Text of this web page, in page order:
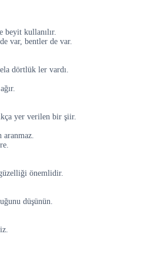
beyit kullanılır.
var, bentler de var.
dörtlük ler vardı.
yer verilen bir şiir.
aranmaz.
önemlidir.
düşünün.